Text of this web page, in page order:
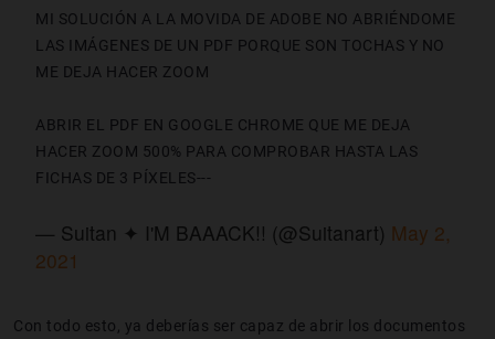
MI SOLUCIÓN A LA MOVIDA DE ADOBE NO ABRIÉNDOME
LAS IMÁGENES DE UN PDF PORQUE SON TOCHAS Y NO
ME DEJA HACER ZOOM
ABRIR EL PDF EN GOOGLE CHROME QUE ME DEJA
HACER ZOOM 500% PARA COMPROBAR HASTA LAS
FICHAS DE 3 PÍXELES---
— Suitan ✦ I'M BAAACK!! (@Suitanart) May 2,
2021
Con todo esto, ya deberías ser capaz de abrir los documentos